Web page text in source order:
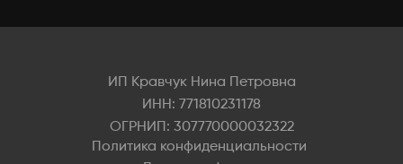
ИП Кравчук Нина Петровна
ИНН: 771810231178
ОГРНИП: 307770000032322
Политика конфиденциальности